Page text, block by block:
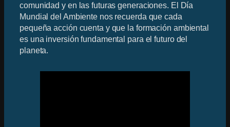
comunidad y en las futuras generaciones. El Día
Mundial del Ambiente nos recuerda que cada
pequeña acción cuenta y que la formación ambiental
es una inversión fundamental para el futuro del
planeta.